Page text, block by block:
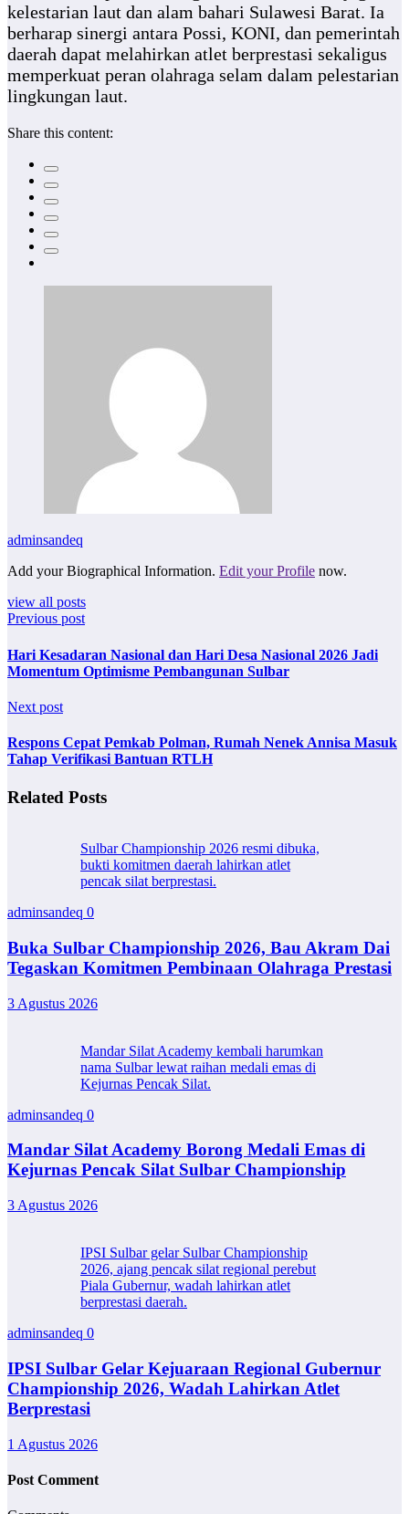
kelestarian laut dan alam bahari Sulawesi Barat. Ia
berharap sinergi antara Possi, KONI, dan pemerintah
daerah dapat melahirkan atlet berprestasi sekaligus
memperkuat peran olahraga selam dalam pelestarian
lingkungan laut.
Share this content:
adminsandeq
Add your Biographical Information. Edit your Profile now.
view all posts
Previous post
Hari Kesadaran Nasional dan Hari Desa Nasional 2026 Jadi
Momentum Optimisme Pembangunan Sulbar
Next post
Respons Cepat Pemkab Polman, Rumah Nenek Annisa Masuk
Tahap Verifikasi Bantuan RTLH
Related Posts
Sulbar Championship 2026 resmi dibuka,
bukti komitmen daerah lahirkan atlet
pencak silat berprestasi.
adminsandeq 0
Buka Sulbar Championship 2026, Bau Akram Dai
Tegaskan Komitmen Pembinaan Olahraga Prestasi
3 Agustus 2026
Mandar Silat Academy kembali harumkan
nama Sulbar lewat raihan medali emas di
Kejurnas Pencak Silat.
adminsandeq 0
Mandar Silat Academy Borong Medali Emas di
Kejurnas Pencak Silat Sulbar Championship
3 Agustus 2026
IPSI Sulbar gelar Sulbar Championship
2026, ajang pencak silat regional perebut
Piala Gubernur, wadah lahirkan atlet
berprestasi daerah.
adminsandeq 0
IPSI Sulbar Gelar Kejuaraan Regional Gubernur
Championship 2026, Wadah Lahirkan Atlet
Berprestasi
1 Agustus 2026
Post Comment